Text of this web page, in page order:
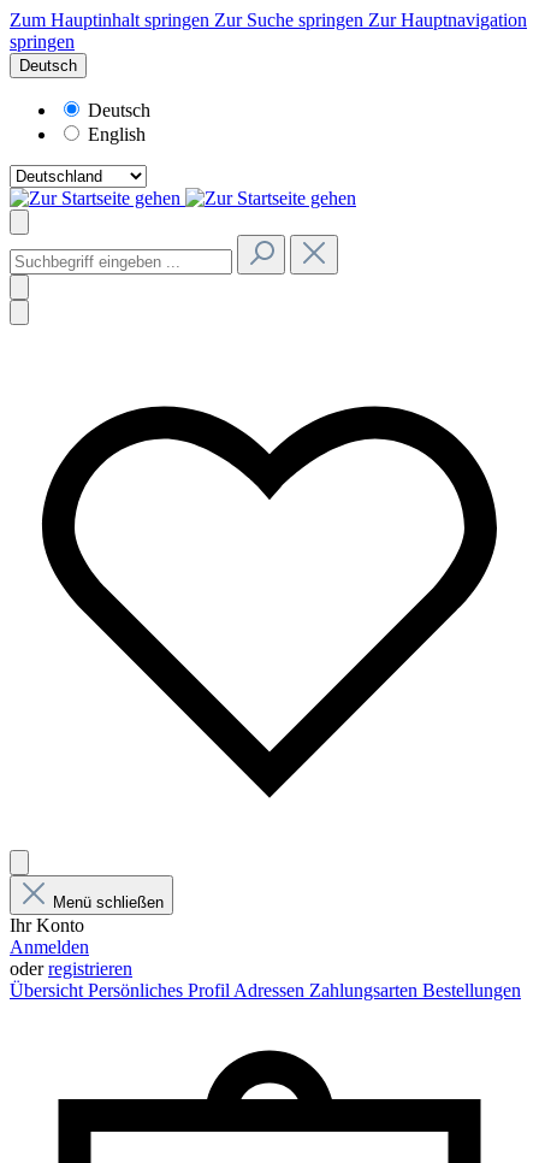
Zum Hauptinhalt springen Zur Suche springen Zur Hauptnavigation
springen
Deutsch
Deutsch
English
Menü schließen
Ihr Konto
Anmelden
oderregistrieren
Übersicht Persönliches Profil Adressen Zahlungsarten Bestellungen